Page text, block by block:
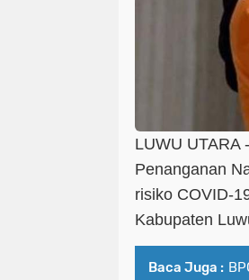
LUWU UTARA
Penanganan
risiko COVID-
Kabupaten
Baca Juga :